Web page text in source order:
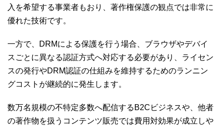
入を希望する事業者もおり、著作権保護の観点では非常に
優れた技術です。
一方で、DRMによる保護を行う場合、ブラウザやデバイ
スごとに異なる認証方式へ対応する必要があり、ライセン
スの発行やDRM認証の仕組みを維持するためのランニン
グコストが継続的に発生します。
数万名規模の不特定多数へ配信するB2Cビジネスや、他者
の著作物を扱うコンテンツ販売では費用対効果が成立しや